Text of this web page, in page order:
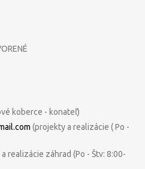
koberce - konateľ)
(projekty a realizácie ( Po -
realizácie záhrad (Po - Štv: 8:00-